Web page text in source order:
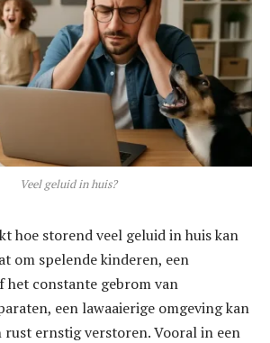
Veel geluid in huis?
hoe storend veel geluid in huis kan
om spelende kinderen, een
het constante gebrom van
een lawaaierige omgeving kan
ernstig verstoren. Vooral in een